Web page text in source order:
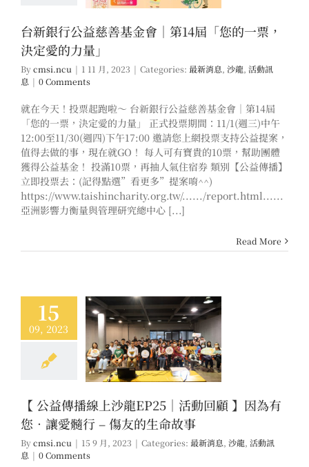
台新銀行公益慈善基金會｜第14屆「您的一票，
決定愛的力量」
Bycmsi.ncu | 1 11 月, 2023 | Categories: 最新消息, 沙龍, 活動訊
息 | 0 Comments
就在今天！投票起跑啦～ 台新銀行公益慈善基金會｜第14屆
「您的一票，決定愛的力量」 正式投票期間：11/1(週三)中午
12:00至11/30(週四)下午17:00 邀請您上網投票支持公益提案，
值得去做的事，現在就GO！ 每人可有寶貴的10票，幫助團體
獲得公益基金！ 投滿10票，再抽人氣住宿券 類別【公益傳播】
立即投票去：(記得點選”看更多”提案唷^^)
https://www.taishincharity.org.tw/....../report.html......
亞洲影響力衡量與管理研究總中心 [...]
Read More
15
09, 2023
線上沙龍EP25
傷友的生命故事
【 公益傳播線上沙龍EP25｜活動回顧 】因為有
您．讓愛髓行 – 傷友的生命故事
Bycmsi.ncu | 15 9 月, 2023 | Categories: 最新消息, 沙龍, 活動訊
息 | 0 Comments